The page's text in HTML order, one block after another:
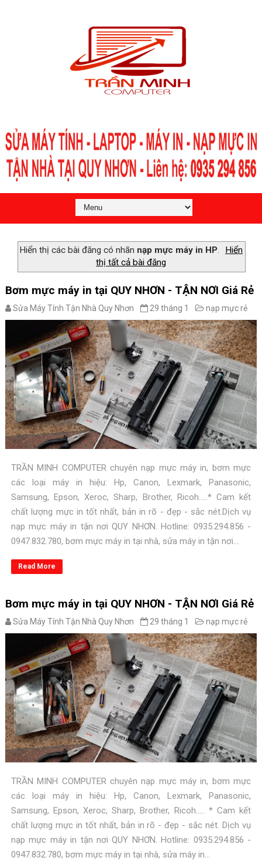
Hiển thị các bài đăng có nhãn nạp mực máy in HP.
Hiển
thị tất cả bài đăng
Bơm mực máy in tại QUY NHƠN - TẬN NƠI Giá Rẻ
Sửa Máy Tính Tận Nhà Quy Nhơn 29 tháng 1 nạp mực rẻ
TRẦN MINH COMPUTER chuyên nạp mực máy in, bơm mực
các loại máy in hiệu: Hp, Canon, Lexmark, Panasonic,
Samsung, Epson, Xeroc, Sharp, Brother, Ricoh.....* Cam kết
chất lượng mực in tốt nhất, bản in rõ - đẹp - sắc nét.Dịch vụ
nạp mực máy in tận nơi QUY NHƠN. Hotline: 0935.294.856 -
0947.832.780, bơm mực máy in tại nhà, sửa máy in tận nơi...
Read More
Bơm mực máy in tại QUY NHƠN - TẬN NƠI Giá Rẻ
Sửa Máy Tính Tận Nhà Quy Nhơn 29 tháng 1 nạp mực rẻ
TRẦN MINH COMPUTER chuyên nạp mực máy in, bơm mực
các loại máy in hiệu: Hp, Canon, Lexmark, Panasonic,
Samsung, Epson, Xeroc, Sharp, Brother, Ricoh..... * Cam kết
chất lượng mực in tốt nhất, bản in rõ - đẹp - sắc nét. Dịch vụ
nạp mực máy in tận nơi QUY NHƠN. Hotline: 0935.294.856 -
0947.832.780, bơm mực máy in tại nhà, sửa máy in...